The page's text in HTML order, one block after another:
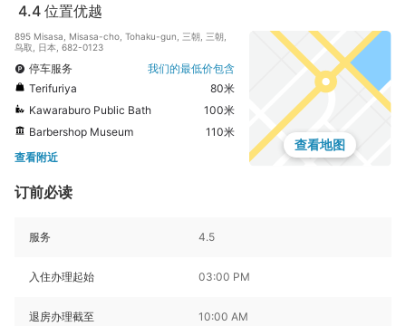
4.4 位置优越
895 Misasa, Misasa-cho, Tohaku-gun, 三朝, 三朝,
鸟取, 日本, 682-0123
停车服务
我们的最低价包含
Terifuriya
80米
Kawaraburo Public Bath
100米
Barbershop Museum
110米
查看附近
查看地图
订前必读
服务 4.5
入住办理起始 03:00 PM
退房办理截至 10:00 AM